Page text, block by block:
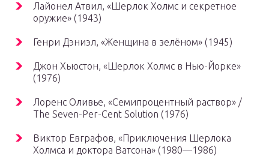
Лайонел Атвил, «Шерлок Холмс и секретное
оружие» (1943)
Генри Дэниэл, «Женщина в зелёном» (1945)
Джон Хьюстон, «Шерлок Холмс в Нью-Йорке»
(1976)
Лоренс Оливье, «Семипроцентный раствор» /
The Seven-Per-Cent Solution (1976)
Виктор Евграфов, «Приключения Шерлока
Холмса и доктора Ватсона» (1980—1986)